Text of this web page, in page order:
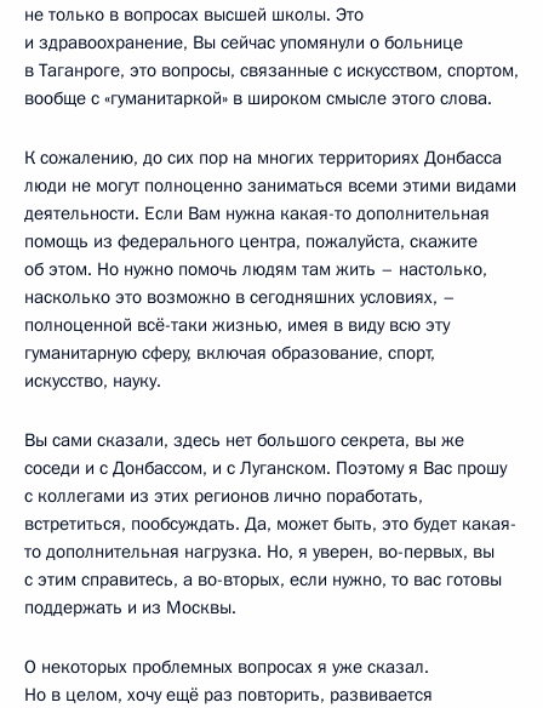
не только в вопросах высшей школы. Это
и здравоохранение, Вы сейчас упомянули о больнице
в Таганроге, это вопросы, связанные с искусством, спортом,
вообще с «гуманитаркой» в широком смысле этого слова.
К сожалению, до сих пор на многих территориях Донбасса
люди не могут полноценно заниматься всеми этими видами
деятельности. Если Вам нужна какая-то дополнительная
помощь из федерального центра, пожалуйста, скажите
об этом. Но нужно помочь людям там жить – настолько,
насколько это возможно в сегодняшних условиях, –
полноценной всё-таки жизнью, имея в виду всю эту
гуманитарную сферу, включая образование, спорт,
искусство, науку.
Вы сами сказали, здесь нет большого секрета, вы же
соседи и с Донбассом, и с Луганском. Поэтому я Вас прошу
с коллегами из этих регионов лично поработать,
встретиться, пообсуждать. Да, может быть, это будет какая-
то дополнительная нагрузка. Но, я уверен, во-первых, вы
с этим справитесь, а во-вторых, если нужно, то вас готовы
поддержать и из Москвы.
О некоторых проблемных вопросах я уже сказал.
Но в целом, хочу ещё раз повторить, развивается